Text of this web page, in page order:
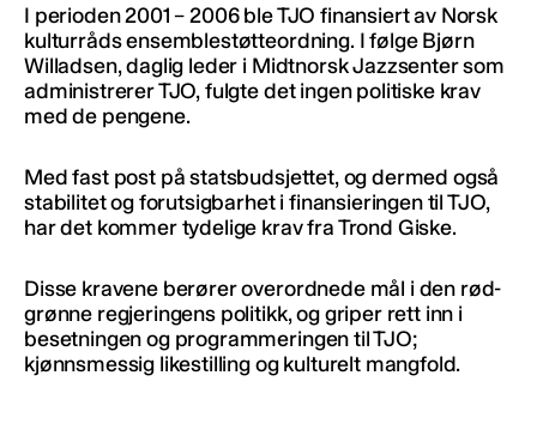
I perioden 2001 – 2006 ble TJO finansiert av Norsk
kulturråds ensemblestøtteordning. I følge Bjørn
Willadsen, daglig leder i Midtnorsk Jazzsenter som
administrerer TJO, fulgte det ingen politiske krav
med de pengene.
Med fast post på statsbudsjettet, og dermed også
stabilitet og forutsigbarhet i finansieringen til TJO,
har det kommer tydelige krav fra Trond Giske.
Disse kravene berører overordnede mål i den rød-
grønne regjeringens politikk, og griper rett inn i
besetningen og programmeringen til TJO;
kjønnsmessig likestilling og kulturelt mangfold.